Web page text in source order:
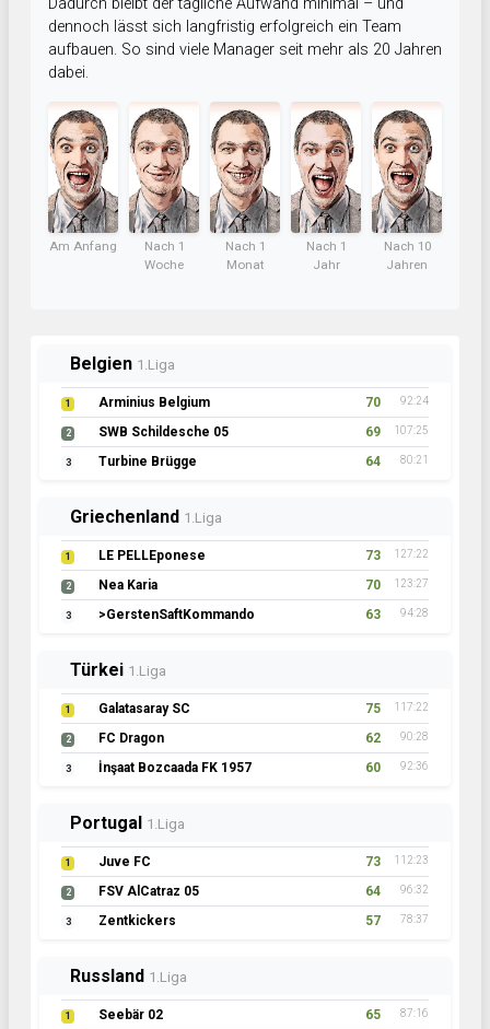
Dadurch bleibt der tägliche Aufwand minimal – und
dennoch lässt sich langfristig erfolgreich ein Team
aufbauen. So sind viele Manager seit mehr als 20 Jahren
dabei.
Am Anfang
Nach 1
Woche
Nach 1
Monat
Nach 1
Jahr
Nach 10
Jahren
Belgien 1.Liga
1 Arminius Belgium 70 92:24
2 SWB Schildesche 05 69 107:25
3 Turbine Brügge 64 80:21
Griechenland 1.Liga
1 LE PELLEponese 73 127:22
2 Nea Karia 70 123:27
3 >GerstenSaftKommando 63 94:28
Türkei 1.Liga
1 Galatasaray SC 75 117:22
2 FC Dragon 62 90:28
3 İnşaat Bozcaada FK 1957 60 92:36
Portugal 1.Liga
1 Juve FC 73 112:23
2 FSV AlCatraz 05 64 96:32
3 Zentkickers 57 78:37
Russland 1.Liga
1 Seebär 02 65 87:16